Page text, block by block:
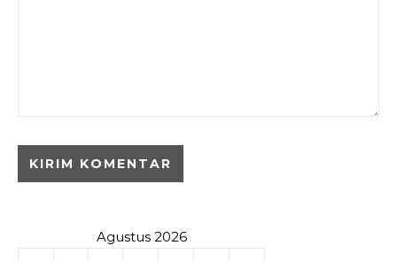
Agustus 2026